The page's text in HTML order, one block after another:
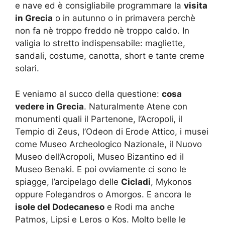
e nave ed è consigliabile programmare la visita
in Grecia o in autunno o in primavera perchè
non fa nè troppo freddo nè troppo caldo. In
valigia lo stretto indispensabile: magliette,
sandali, costume, canotta, short e tante creme
solari.
E veniamo al succo della questione: cosa
vedere in Grecia. Naturalmente Atene con
monumenti quali il Partenone, l’Acropoli, il
Tempio di Zeus, l’Odeon di Erode Attico, i musei
come Museo Archeologico Nazionale, il Nuovo
Museo dell’Acropoli, Museo Bizantino ed il
Museo Benaki. E poi ovviamente ci sono le
spiagge, l’arcipelago delle Cicladi, Mykonos
oppure Folegandros o Amorgos. E ancora le
isole del Dodecaneso e Rodi ma anche
Patmos, Lipsi e Leros o Kos. Molto belle le